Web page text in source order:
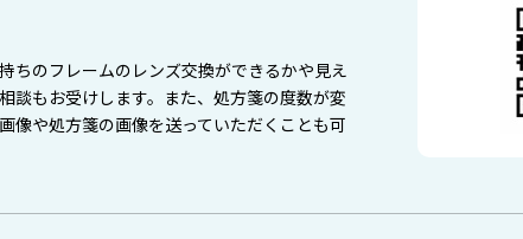
ちのフレームのレンズ交換ができるかや見え
談もお受けします。また、処方箋の度数が変
像や処方箋の画像を送っていただくことも可